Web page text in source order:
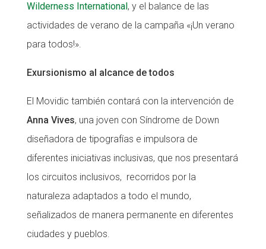
Wilderness International, y el balance de las
actividades de verano de la campaña «¡Un verano
para todos!».
Exursionismo al alcance de todos
El Movidic también contará con la intervención de
Anna Vives, una joven con Síndrome de Down
diseñadora de tipografías e impulsora de
diferentes iniciativas inclusivas, que nos presentará
los circuitos inclusivos, recorridos por la
naturaleza adaptados a todo el mundo,
señalizados de manera permanente en diferentes
ciudades y pueblos.